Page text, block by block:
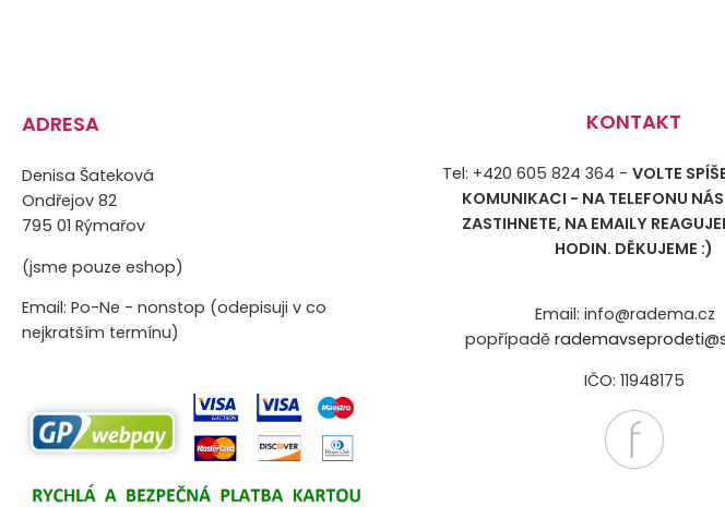
ADRESA
Denisa Šateková
Ondřejov 82
795 01 Rýmařov
(jsme pouze eshop)
Email: Po-Ne - nonstop (odepisuji v co
nejkratším termínu)
KONTAKT
Tel: +420 605 824 364 -VOLTE
KOMUNIKACI - NA TELEFONU
ZASTIHNETE, NA EMAILY
HODIN. DĚKUJEME :)
Email: info@radema.cz
popřípadě
IČO: 11948175